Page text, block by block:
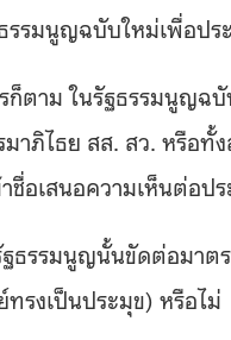
รรมนูญฉบับใหม่เพื่อปร
ก็ตาม ในรัฐธรรมนูญฉ
าภิไธย สส. สว. หรือทั้
ชื่อเสนอความเห็นต่อป
ฐธรรมนูญนั้นขัดต่อมาต
รงเป็นประมุข) หรือไม่